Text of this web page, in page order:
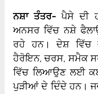
ਨਸ਼ਾ ਤੰਤਰ- ਪੈਸੇ ਦੀ
ਅਨਸਰ ਵਿੱਚ ਨਸ਼ੇ
ਰਹੇ ਹਨ। ਦੇਸ਼ ਵਿੱਚ
ਹੈਰੋਇਨ, ਚਰਸ, ਸਮੈਕ
ਵਿੱਚ ਲਿਆਉਣ ਲਈ
ਪੁੜੀਆਂ ਦੇ ਦਿੰਦੇ ਹਨ।